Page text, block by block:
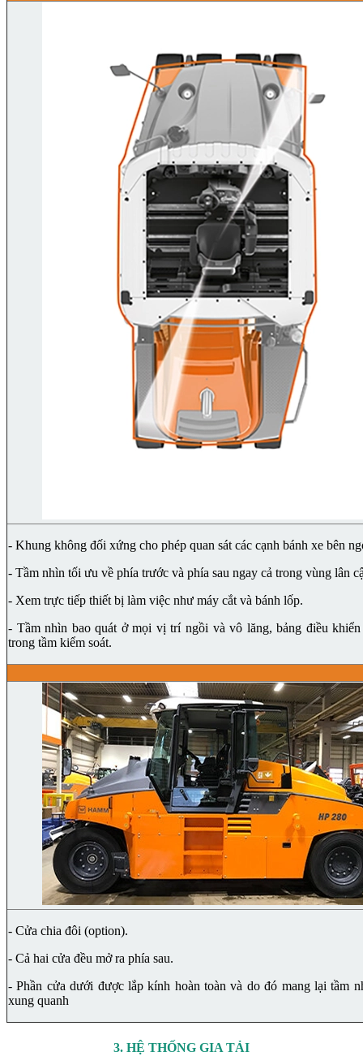
- Khung không đối xứng cho phép quan sát các cạnh bánh xe bên
- Tầm nhìn tối ưu về phía trước và phía sau ngay cả trong vùng lân
- Xem trực tiếp thiết bị làm việc như máy cắt và bánh lốp.
- Tầm nhìn bao quát ở mọi vị trí ngồi và vô lăng, bảng điều
trong tầm kiểm soát.
- Cửa chia đôi (option).
- Cả hai cửa đều mở ra phía sau.
- Phần cửa dưới được lắp kính hoàn toàn và do đó mang lại tầm
xung quanh
3. HỆ THỐNG GIA TẢI